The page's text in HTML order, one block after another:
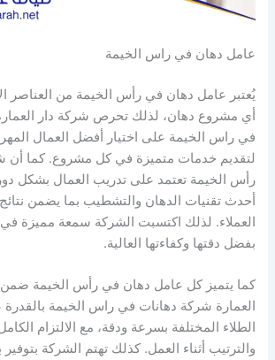
عامل دهان في راس الخيمة
يُعتبر عامل دهان في رأس الخيمة من العناصر
أي مشروع دهان، لذلك تحرص شركة دار
في راس الخيمة على اختيار أفضل العمال
لتقديم خدمات متميزة في كل مشروع. كما أن
رأس الخيمة تعتمد على تدريب العمال بشكل
أحدث تقنيات الدهان والتشطيب بما يضمن
العملاء. لذلك اكتسبت الشركة سمعة مميزة
بفضل دقتها وكفاءتها العالية.
كما يتميز كل عامل دهان في رأس الخيمة
العمارة شركة دهانات في راس الخيمة بالقدرة
الطلاء المختلفة بسرعة ودقة، مع الالتزام
والترتيب أثناء العمل. كذلك تهتم الشركة